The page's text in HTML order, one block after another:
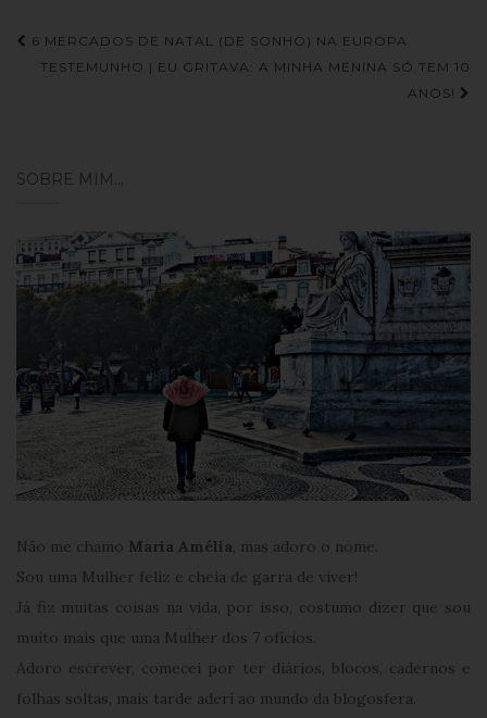
Navegação
de
6 MERCADOS DE NATAL (DE SONHO) NA EUROPA
TESTEMUNHO | EU GRITAVA: A MINHA MENINA SÓ TEM 10
ANOS!
SOBRE MIM…
Não me chamo Maria Amélia, mas adoro o nome.
Sou uma Mulher feliz e cheia de garra de viver!
Já fiz muitas coisas na vida, por isso, costumo dizer que sou
muito mais que uma Mulher dos 7 ofícios.
Adoro escrever, comecei por ter diários, blocos, cadernos e
folhas soltas, mais tarde aderi ao mundo da blogosfera.